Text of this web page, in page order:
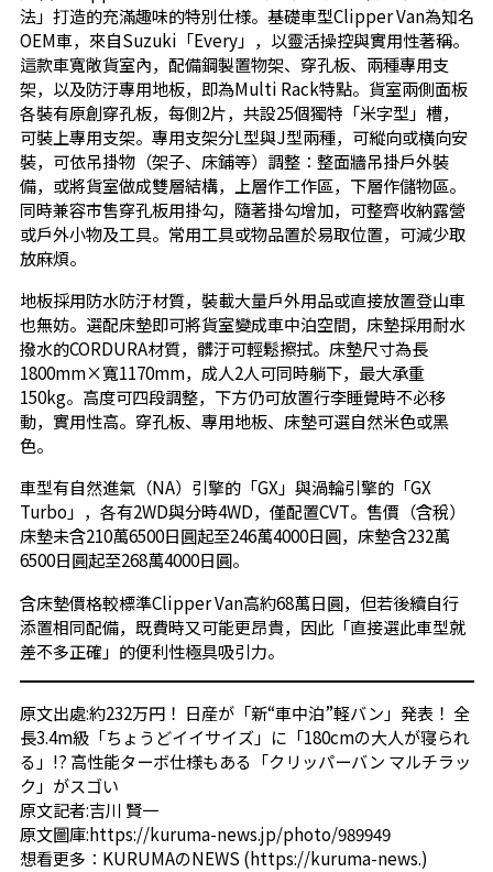
法」打造的充滿趣味的特別仕様。基礎車型Clipper Van為知名
OEM車，來自Suzuki「Every」，以靈活操控與實用性著稱。
這款車寬敞貨室內，配備鋼製置物架、穿孔板、兩種專用支
架，以及防汙專用地板，即為Multi Rack特點。貨室兩側面板
各裝有原創穿孔板，每側2片，共設25個獨特「米字型」槽，
可裝上專用支架。專用支架分L型與J型兩種，可縱向或橫向安
裝，可依吊掛物（架子、床鋪等）調整：整面牆吊掛戶外裝
備，或將貨室做成雙層結構，上層作工作區，下層作儲物區。
同時兼容市售穿孔板用掛勾，隨著掛勾增加，可整齊收納露營
或戶外小物及工具。常用工具或物品置於易取位置，可減少取
放麻煩。
地板採用防水防汙材質，裝載大量戶外用品或直接放置登山車
也無妨。選配床墊即可將貨室變成車中泊空間，床墊採用耐水
撥水的CORDURA材質，髒汙可輕鬆擦拭。床墊尺寸為長
1800mm×寬1170mm，成人2人可同時躺下，最大承重
150kg。高度可四段調整，下方仍可放置行李睡覺時不必移
動，實用性高。穿孔板、專用地板、床墊可選自然米色或黑
色。
車型有自然進氣（NA）引擎的「GX」與渦輪引擎的「GX
Turbo」，各有2WD與分時4WD，僅配置CVT。售價（含稅）
床墊未含210萬6500日圓起至246萬4000日圓，床墊含232萬
6500日圓起至268萬4000日圓。
含床墊價格較標準Clipper Van高約68萬日圓，但若後續自行
添置相同配備，既費時又可能更昂貴，因此「直接選此車型就
差不多正確」的便利性極具吸引力。
原文出處:約232万円！ 日産が「新“車中泊”軽バン」発表！ 全
長3.4m級「ちょうどイイサイズ」に「180cmの大人が寝られ
る」!? 高性能ターボ仕様もある「クリッパーバン マルチラッ
ク」がスゴい
原文記者:吉川 賢一
原文圖庫:https://kuruma-news.jp/photo/989949
想看更多： KURUMAのNEWS (https://kuruma-news.)